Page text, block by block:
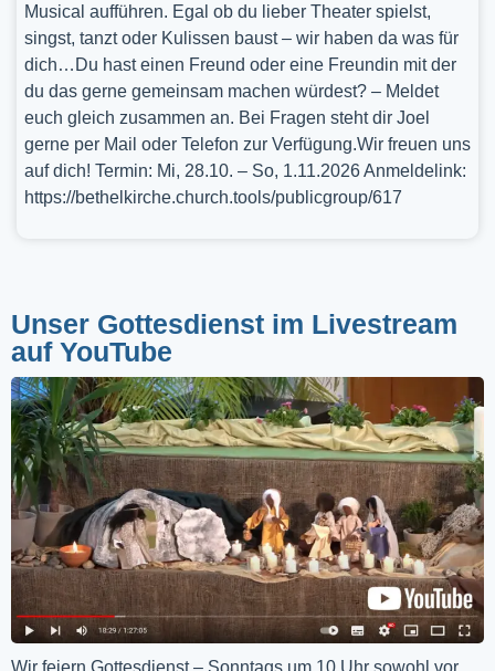
Musical aufführen. Egal ob du lieber Theater spielst,
singst, tanzt oder Kulissen baust – wir haben da was für
dich…Du hast einen Freund oder eine Freundin mit der
du das gerne gemeinsam machen würdest? – Meldet
euch gleich zusammen an. Bei Fragen steht dir Joel
gerne per Mail oder Telefon zur Verfügung.Wir freuen uns
auf dich! Termin: Mi, 28.10. – So, 1.11.2026 Anmeldelink:
https://bethelkirche.church.tools/publicgroup/617
Unser Gottesdienst im Livestream
auf YouTube
Wir feiern Gottesdienst – Sonntags um 10 Uhr sowohl vor